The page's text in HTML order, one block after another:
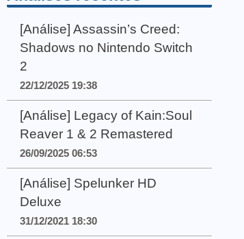
[Análise] Assassin’s Creed:
Shadows no Nintendo Switch
2
22/12/2025 19:38
[Análise] Legacy of Kain:Soul
Reaver 1 & 2 Remastered
26/09/2025 06:53
[Análise] Spelunker HD
Deluxe
31/12/2021 18:30